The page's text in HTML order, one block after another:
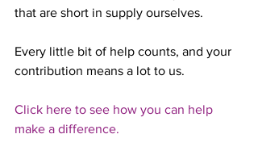
that are short in supply ourselves.
Every little bit of help counts, and your
contribution means a lot to us.
Click here to see how you can help
make a difference.